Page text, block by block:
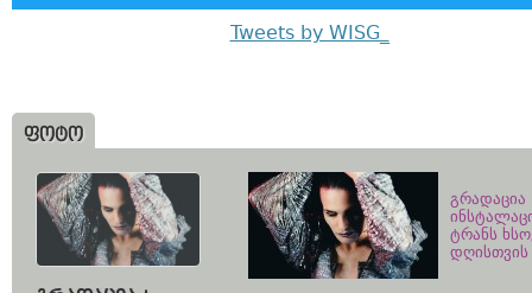
Tweets by WISG_
ᲤᲝᲢᲝ
გრადაცია
ტრანს
დღისთვის